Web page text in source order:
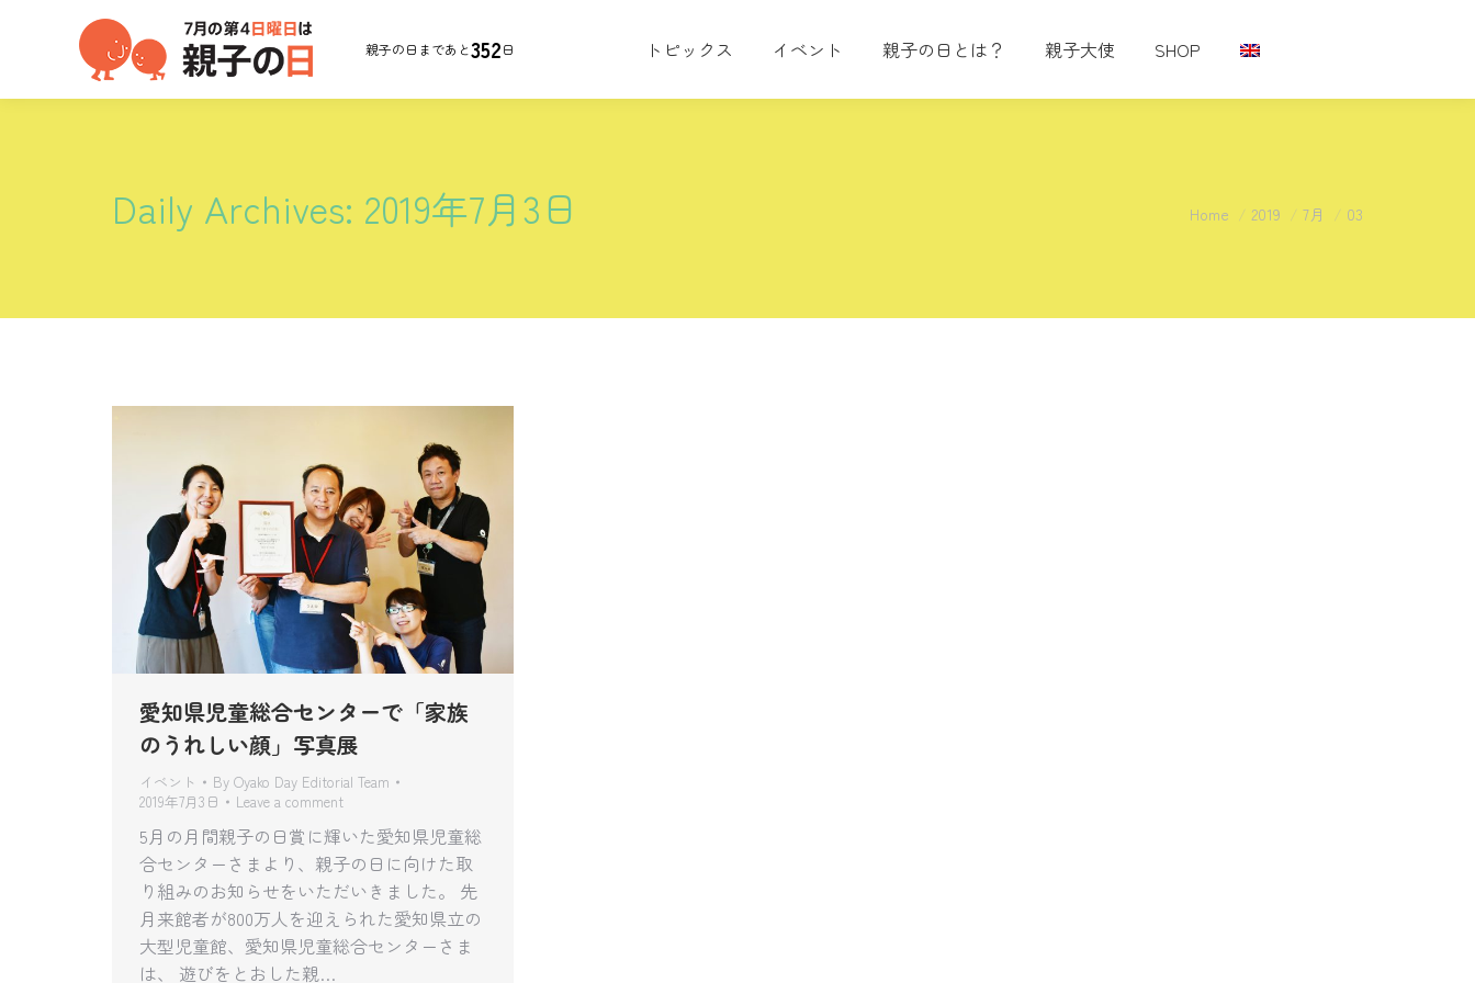
親子の日まであと352日 トピックス イベント 親子の日とは？ 親子大使 SHOP
Daily Archives: 2019年7月3日 You are here:
Home 2019 7月 03
愛知県児童総合センターで「家族
のうれしい顔」写真展
イベント By Oyako Day Editorial Team
2019年7月3日
Leave a comment
5月の月間親子の日賞に輝いた愛知県児童総
合センターさまより、親子の日に向けた取
り組みのお知らせをいただいきました。 先
月来館者が800万人を迎えられた愛知県立の
大型児童館、愛知県児童総合センターさま
は、 遊びをとおした親…